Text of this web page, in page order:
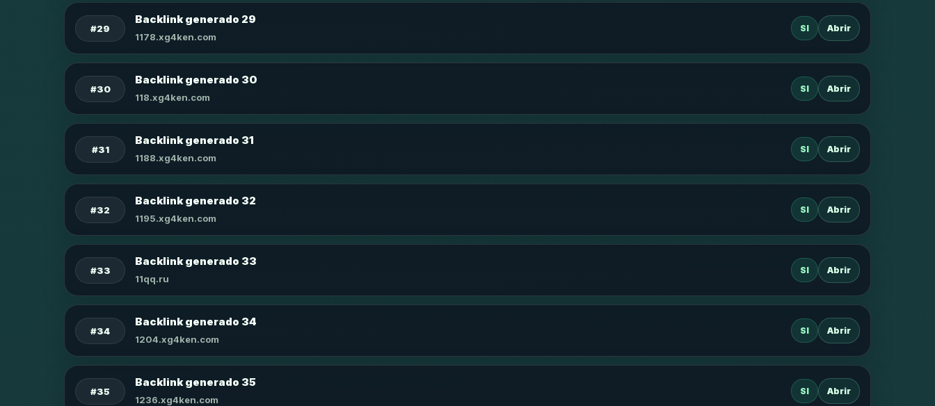
#29
Backlink generado 29
1178.xg4ken.com
SI Abrir
#30
Backlink generado 30
118.xg4ken.com
SI Abrir
#31
Backlink generado 31
1188.xg4ken.com
SI Abrir
#32
Backlink generado 32
1195.xg4ken.com
SI Abrir
#33
Backlink generado 33
11qq.ru
SI Abrir
#34
Backlink generado 34
1204.xg4ken.com
SI Abrir
#35
Backlink generado 35
1236.xg4ken.com
SI Abrir